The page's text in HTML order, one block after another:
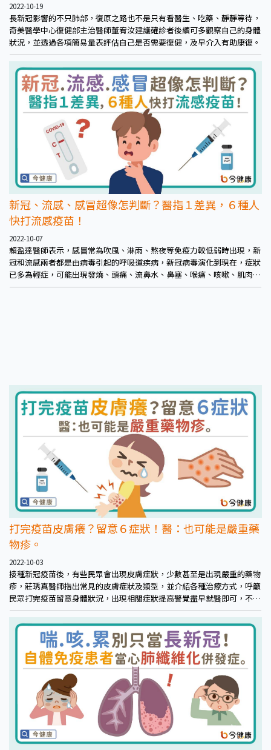
2022-10-19
長新冠影響的不只肺部，復原之路也不是只有看醫生、吃藥、靜靜等待，
奇美醫學中心復健部主治醫師董宥汝建議確診者後續可多觀察自己的身體
狀況，並透過各項簡易量表評估自己是否需要復健，及早介入有助康復。
新冠、流感、感冒超像怎判斷？醫指１差異，６種人
快打流感疫苗！
2022-10-07
賴盈達醫師表示，感冒常為吹風、淋雨、熬夜等免疫力較低弱時出現，新
冠和流感兩者都是由病毒引起的呼吸道疾病，新冠病毒演化到現在，症狀
已多為輕症，可能出現發燒、頭痛、流鼻水、鼻塞、喉痛、咳嗽、肌肉痠
痛、疲倦、無力等，因人而異，已與感冒、流感非常像，相似到有時就連
打完疫苗皮膚癢？留意６症狀！醫：也可能是嚴重藥
物疹。
2022-10-03
接種新冠疫苗後，有些民眾會出現皮膚症狀，少數甚至是出現嚴重的藥物
疹，莊琇真醫師指出常見的皮膚症狀及類型，並介紹各種治療方式，呼籲
民眾打完疫苗留意身體狀況，出現相關症狀提高警覺盡早就醫即可，不必
太過擔憂。